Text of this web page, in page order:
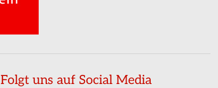
Folgt uns auf Social Media